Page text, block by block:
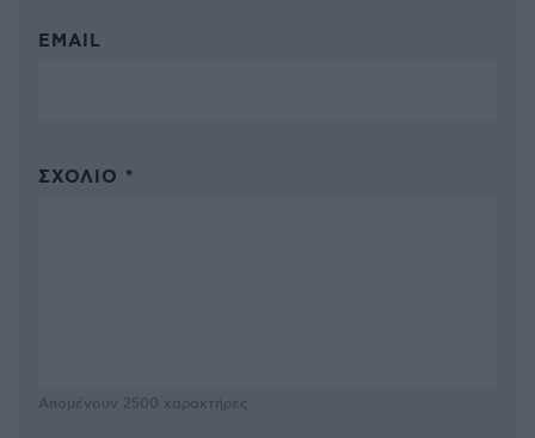
EMAIL
ΣΧΌΛΙΟ *
Απομένουν 2500 χαρακτήρες